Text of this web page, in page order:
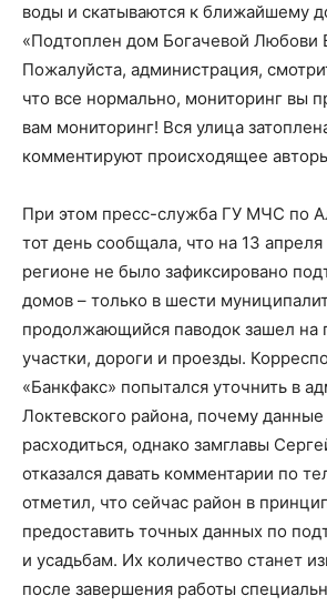
воды и скатываются к ближайшему
«Подтоплен дом Богачевой Любови
Пожалуйста, администрация,
что все нормально, мониторинг вы
вам мониторинг! Вся улица
комментируют происходящее
При этом пресс-служба ГУ МЧС по
тот день сообщала, что на 13
регионе не было зафиксировано
домов – только в шести
продолжающийся паводок зашел на
участки, дороги и проезды.
«Банкфакс» попытался уточнить в
Локтевского района, почему данные
расходиться, однако замглавы
отказался давать комментарии по
отметил, что сейчас район в
предоставить точных данных по
и усадьбам. Их количество станет
после завершения работы